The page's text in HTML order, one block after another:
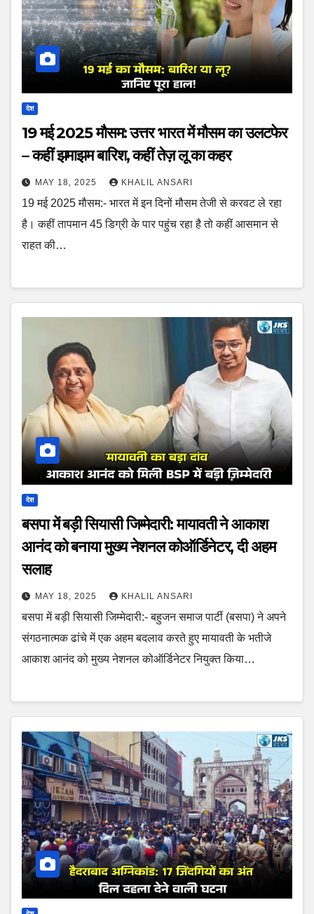
देश
19 मई 2025 मौसम: उत्तर भारत में मौसम का उलटफेर
– कहीं झमाझम बारिश, कहीं तेज़ लू का कहर
MAY 18, 2025 KHALIL ANSARI
19 मई 2025 मौसम:- भारत में इन दिनों मौसम तेजी से करवट ले रहा
है। कहीं तापमान 45 डिग्री के पार पहुंच रहा है तो कहीं आसमान से
राहत की…
देश
बसपा में बड़ी सियासी जिम्मेदारी: मायावती ने आकाश
आनंद को बनाया मुख्य नेशनल कोऑर्डिनेटर, दी अहम
सलाह
MAY 18, 2025 KHALIL ANSARI
बसपा में बड़ी सियासी जिम्मेदारी:- बहुजन समाज पार्टी (बसपा) ने अपने
संगठनात्मक ढांचे में एक अहम बदलाव करते हुए मायावती के भतीजे
आकाश आनंद को मुख्य नेशनल कोऑर्डिनेटर नियुक्त किया…